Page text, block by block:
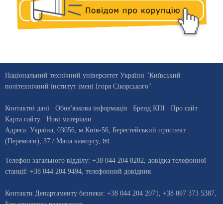
Національний технічний університет України "Київський
політехнічний інститут імені Ігоря Сікорського"
Контактні дані Обов'язкова інформація Бренд КПІ
Про сайт
Карта сайту
Нові матеріали
Адреса: Україна 03056 , м. Київ-56, Берестейський проспект
(Перемоги), 37 / Мапа кампусу, 📧
Телефон загального відділу: +38 044 204 8282 , довiдка телефонної
станцiї: +38 044 204 9494 телефонний довідник
Контакти Департаменту безпеки: +38 044 204 2071, +38 097 373 5387,